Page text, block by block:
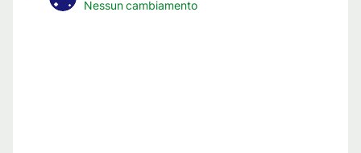
Nessun cambiamento